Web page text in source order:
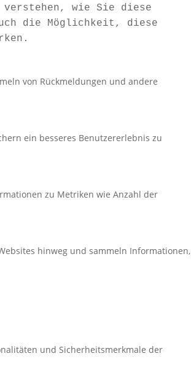
wie Sie diese
die Möglichkeit, diese
von Rückmeldungen und andere
ein besseres Benutzererlebnis zu
zu Metriken wie Anzahl der
hinweg und sammeln Informationen,
und Sicherheitsmerkmale der